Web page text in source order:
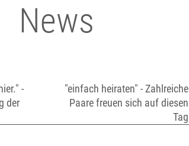
News
-
der
"einfach heiraten" - Zahlreiche
Paare freuen sich auf diesen
Tag